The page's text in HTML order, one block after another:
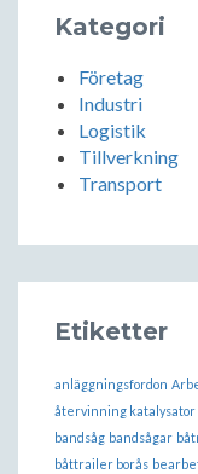
Kategori
Företag
Industri
Logistik
Tillverkning
Transport
Etiketter
anläggningsfordon
återvinning katalysator
bandsåg bandsågar
båttrailer borås